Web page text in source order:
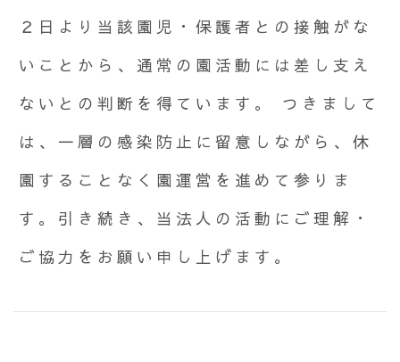
２日より当該園児・保護者との接触がな
いことから、通常の園活動には差し支え
ないとの判断を得ています。 つきまして
は、一層の感染防止に留意しながら、休
園することなく園運営を進めて参りま
す。引き続き、当法人の活動にご理解・
ご協力をお願い申し上げます。